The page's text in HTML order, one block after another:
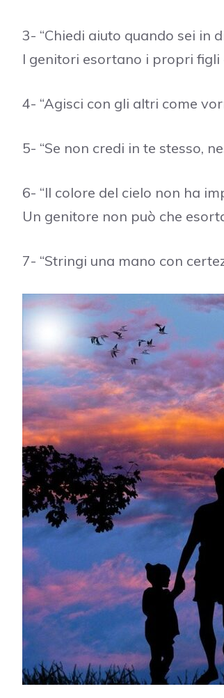
3- “Chiedi aiuto quando sei in
I genitori esortano i propri figli
4- “Agisci con gli altri come
5- “Se non credi in te stesso,
6- “Il colore del cielo non ha
Un genitore non può che
7- “Stringi una mano con